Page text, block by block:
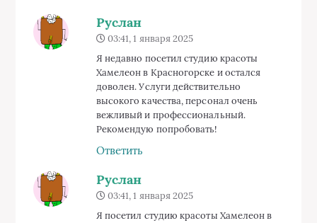
Руслан
03:41, 1 января 2025
Я недавно посетил студию красоты
Хамелеон в Красногорске и остался
доволен. Услуги действительно
высокого качества, персонал очень
вежливый и профессиональный.
Рекомендую попробовать!
Ответить
Руслан
03:41, 1 января 2025
Я посетил студию красоты Хамелеон в